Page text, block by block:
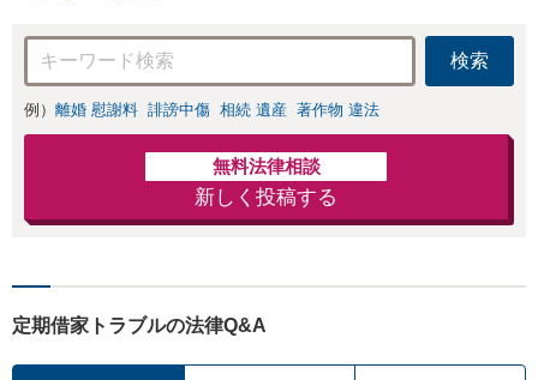
検索
例） 離婚 慰謝料 誹謗中傷 相続 遺産 著作物 違法
無料法律相談
新しく投稿する
定期借家トラブルの法律Q&A